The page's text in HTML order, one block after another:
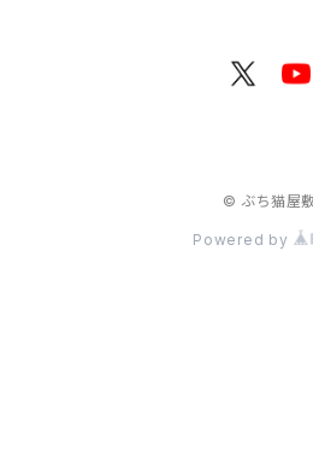
© ぶち猫屋
Powered by